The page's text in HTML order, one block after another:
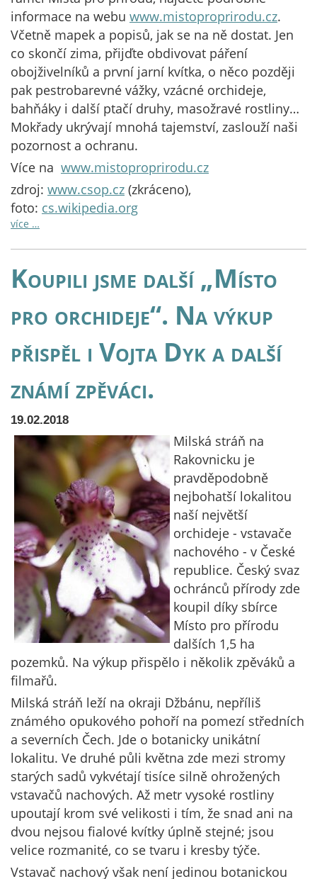
informace na webu www.mistoproprirodu.cz.
Včetně mapek a popisů, jak se na ně dostat. Jen
co skončí zima, přijďte obdivovat páření
obojživelníků a první jarní kvítka, o něco později
pak pestrobarevné vážky, vzácné orchideje,
bahňáky i další ptačí druhy, masožravé rostliny…
Mokřady ukrývají mnohá tajemství, zaslouží naši
pozornost a ochranu.
Více na www.mistoproprirodu.cz
zdroj: www.csop.cz (zkráceno),
foto: cs.wikipedia.org
více …
Koupili jsme další „Místo
pro orchideje“. Na výkup
přispěl i Vojta Dyk a další
známí zpěváci.
19.02.2018
Milská stráň na
Rakovnicku je
pravděpodobně
nejbohatší lokalitou
naší největší
orchideje - vstavače
nachového - v České
republice. Český svaz
ochránců přírody zde
koupil díky sbírce
Místo pro přírodu
dalších 1,5 ha
pozemků. Na výkup přispělo i několik zpěváků a
filmařů.
Milská stráň leží na okraji Džbánu, nepříliš
známého opukového pohoří na pomezí středních
a severních Čech. Jde o botanicky unikátní
lokalitu. Ve druhé půli května zde mezi stromy
starých sadů vykvétají tisíce silně ohrožených
vstavačů nachových. Až metr vysoké rostliny
upoutají krom své velikosti i tím, že snad ani na
dvou nejsou fialové kvítky úplně stejné; jsou
velice rozmanité, co se tvaru i kresby týče.
Vstavač nachový však není jedinou botanickou